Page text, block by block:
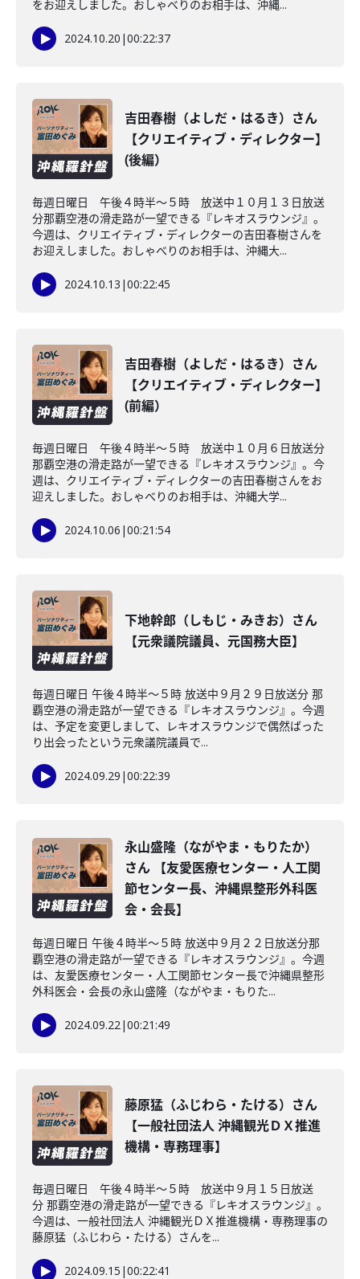
をお迎えしました。おしゃべりのお相手は、沖縄...
2024.10.20 |00:22:37
吉田春樹（よしだ・はるき）さん
【クリエイティブ・ディレクター】
(後編）
毎週日曜日 午後４時半～５時 放送中１０月１３日放送
分那覇空港の滑走路が一望できる『レキオスラウンジ』。
今週は、クリエイティブ・ディレクターの吉田春樹さんを
お迎えしました。おしゃべりのお相手は、沖縄大...
2024.10.13 |00:22:45
吉田春樹（よしだ・はるき）さん
【クリエイティブ・ディレクター】
(前編）
毎週日曜日 午後４時半～５時 放送中１０月６日放送分
那覇空港の滑走路が一望できる『レキオスラウンジ』。今
週は、クリエイティブ・ディレクターの吉田春樹さんをお
迎えしました。おしゃべりのお相手は、沖縄大学...
2024.10.06 |00:21:54
下地幹郎（しもじ・みきお）さん
【元衆議院議員、元国務大臣】
毎週日曜日 午後４時半～５時 放送中９月２９日放送分 那
覇空港の滑走路が一望できる『レキオスラウンジ』。今週
は、予定を変更しまして、レキオスラウンジで偶然ばった
り出会ったという元衆議院議員で...
2024.09.29 |00:22:39
永山盛隆（ながやま・もりたか）
さん 【友愛医療センター・人工関
節センター長、沖縄県整形外科医
会・会長】
毎週日曜日 午後４時半～５時 放送中９月２２日放送分那
覇空港の滑走路が一望できる『レキオスラウンジ』。今週
は、友愛医療センター・人工関節センター長で沖縄県整形
外科医会・会長の永山盛隆（ながやま・もりた...
2024.09.22|00:21:49
藤原猛（ふじわら・たける）さん
【一般社団法人 沖縄観光ＤＸ推進
機構・専務理事】
毎週日曜日 午後４時半～５時 放送中９月１５日放送
分 那覇空港の滑走路が一望できる『レキオスラウンジ』。
今週は、一般社団法人 沖縄観光ＤＸ推進機構・専務理事の
藤原猛（ふじわら・たける）さんを...
2024.09.15 |00:22:41